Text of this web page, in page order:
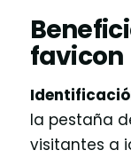
favicon
la pestaña
visitantes a